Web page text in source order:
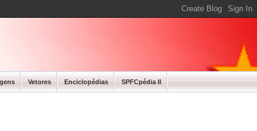
Vetores Enciclopédias SPFCpédia II